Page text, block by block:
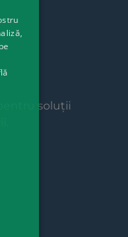
soluții